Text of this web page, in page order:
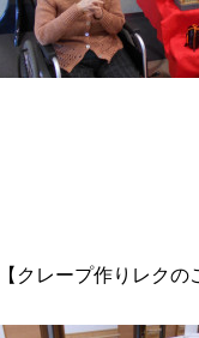
【クレープ作りレクの